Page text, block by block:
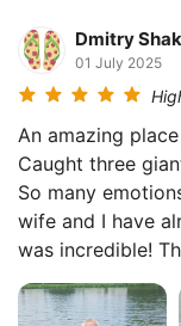
Dmitry
01 July 2025
An amazing
Caught three
So many
wife and I have
was incredible!
Huge thanks to
experience!